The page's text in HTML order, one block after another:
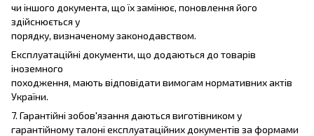
чи іншого документа, що їх замінює, поновлення його
здійснюється у
порядку, визначеному законодавством.
Експлуатаційні документи, що додаються до товарів
іноземного
походження, мають відповідати вимогам нормативних актів
України.
7. Гарантійні зобов'язання даються виготівником у
гарантійному талоні експлуатаційних документів за формами